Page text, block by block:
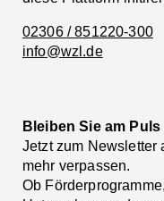
02306 / 851220-300
info@wzl.de
Bleiben Sie am
Jetzt zum Newsletter
mehr verpassen.
Ob